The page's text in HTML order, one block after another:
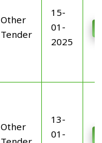
Other
Tender
15-
01-
2025
Other
13-
01-